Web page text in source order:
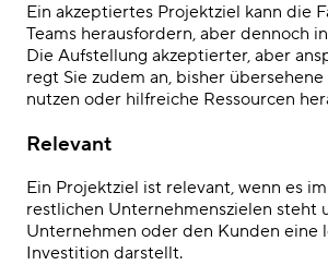
Ein akzeptiertes Projektziel kann die
Teams herausfordern, aber dennoch
Die Aufstellung akzeptierter, aber
regt Sie zudem an, bisher
nutzen oder hilfreiche Ressourcen
Relevant
Ein Projektziel ist relevant, wenn es
restlichen Unternehmenszielen steht
Unternehmen oder den Kunden eine
Investition darstellt.